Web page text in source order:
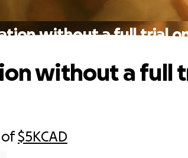
without a full trial
of$5KCAD
without a full